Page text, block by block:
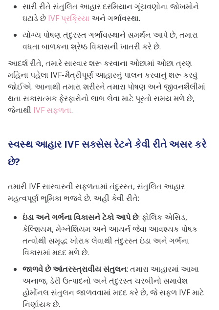
સારી રીતે સંતુલિત આહાર દરમિયાન ગૂંચવણોના જોખમોને
ઘટાડે છે IVF પ્રક્રિયા અને ગર્ભાવસ્થા.
યોગ્ય પોષણ તંદુરસ્ત ગર્ભાવસ્થાને સમર્થન આપે છે, તમારા
વધતા બાળકના શ્રેષ્ઠ વિકાસની ખાતરી કરે છે.
આદર્શ રીતે, તમારે સારવાર શરૂ કરવાના ઓછામાં ઓછા ત્રણ
મહિના પહેલા IVF-મૈત્રીપૂર્ણ આહારનું પાલન કરવાનું શરૂ કરવું
જોઈએ. આનાથી તમારા શરીરને તમારા પોષણ અને જીવનશૈલીમાં
થતા સકારાત્મક ફેરફારોનો લાભ લેવા માટે પૂરતો સમય મળે છે,
જેનાથી IVF સફળતા.
સ્વસ્થ આહાર IVF સક્સેસ રેટને કેવી રીતે અસર કરે
છે?
તમારી IVF સારવારની સફળતામાં તંદુરસ્ત, સંતુલિત આહાર
મહત્વપૂર્ણ ભૂમિકા ભજવે છે. અહીં કેવી રીતે:
ઇંડા અને ગર્ભના વિકાસને ટેકો આપે છે: ફોલિક એસિડ,
કેલ્શિયમ, મેગ્નેશિયમ અને આયર્ન જેવા આવશ્યક પોષક
તત્વોથી સમૃદ્ધ ખોરાક લેવાથી તંદુરસ્ત ઇંડા અને ગર્ભના
વિકાસમાં મદદ મળે છે.
જાળવે છેઆંતરસ્ત્રાવીય સંતુલન: તમારા આહારમાં આખા
અનાજ, ડેરી ઉત્પાદનો અને તંદુરસ્ત ચરબીનો સમાવેશ
હોર્મોનલ સંતુલન જાળવવામાં મદદ કરે છે, જે સફળ IVF માટે
નિર્ણાયક છે.